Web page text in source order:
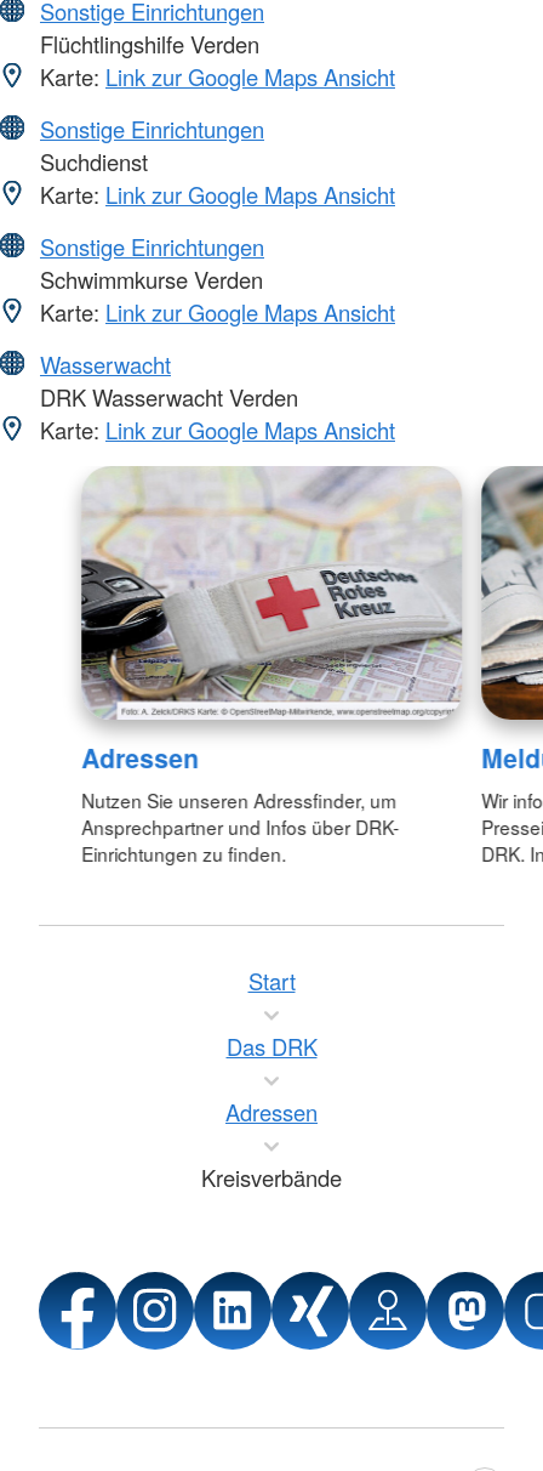
Sonstige Einrichtungen
Flüchtlingshilfe Verden
Karte: Link zur Google Maps Ansicht
Sonstige Einrichtungen
Suchdienst
Karte: Link zur Google Maps Ansicht
Sonstige Einrichtungen
Schwimmkurse Verden
Karte: Link zur Google Maps Ansicht
Wasserwacht
DRK Wasserwacht Verden
Karte: Link zur Google Maps Ansicht
Adressen
Nutzen Sie unseren Adressfinder, um
Ansprechpartner und Infos über DRK-
Einrichtungen zu finden.
Wir
DRK.
Start
Das DRK
Adressen
Kreisverbände